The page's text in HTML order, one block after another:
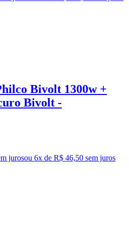
Bivolt 1300w +
Bivolt -
jurosou 6x de R$ 46,50 sem juros